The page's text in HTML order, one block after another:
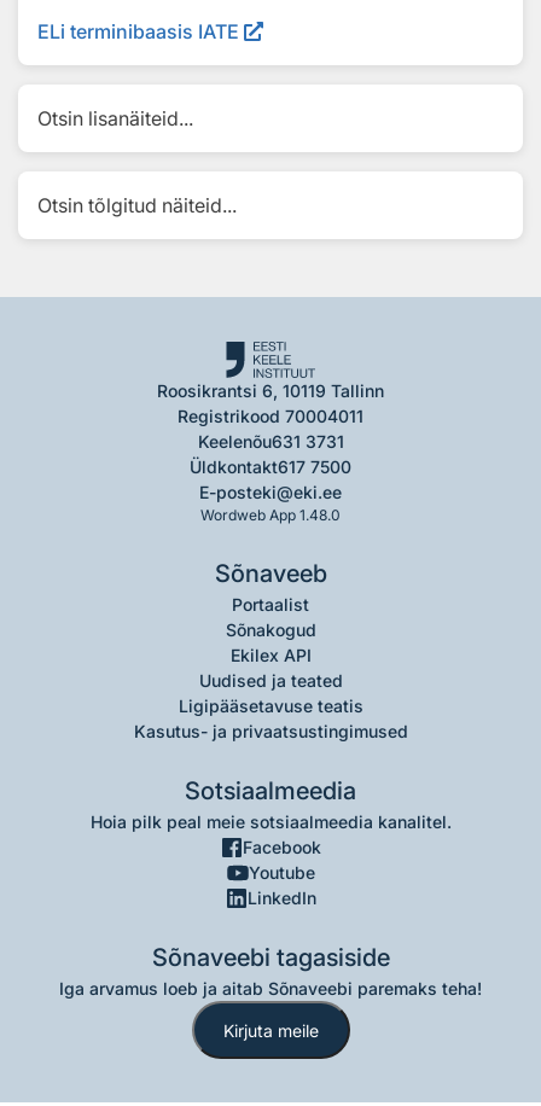
ELi terminibaasis IATE
Otsin lisanäiteid...
Otsin tõlgitud näiteid...
Roosikrantsi 6, 10119 Tallinn
Registrikood 70004011
Keelenõu631 3731
Üldkontakt617 7500
E-posteki@eki.ee
Wordweb App 1.48.0
Sõnaveeb
Portaalist
Sõnakogud
Ekilex API
Uudised ja teated
Ligipääsetavuse teatis
Kasutus- ja privaatsustingimused
Sotsiaalmeedia
Hoia pilk peal meie sotsiaalmeedia kanalitel.
Facebook
Youtube
LinkedIn
Sõnaveebi tagasiside
Iga arvamus loeb ja aitab Sõnaveebi paremaks teha!
Kirjuta meile